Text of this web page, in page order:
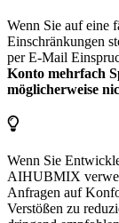
Wenn Sie auf eine
Einschränkungen
per E-Mail
Konto mehrfach
möglicherweise
Wenn Sie
AIHUBMIX
Anfragen auf
Verstößen zu